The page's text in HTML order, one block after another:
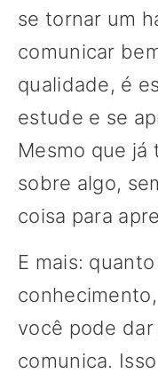
se tornar um
comunicar
qualidade, é
estude e se
Mesmo que já
sobre algo,
coisa para
E mais:
você pode dar
comunica.